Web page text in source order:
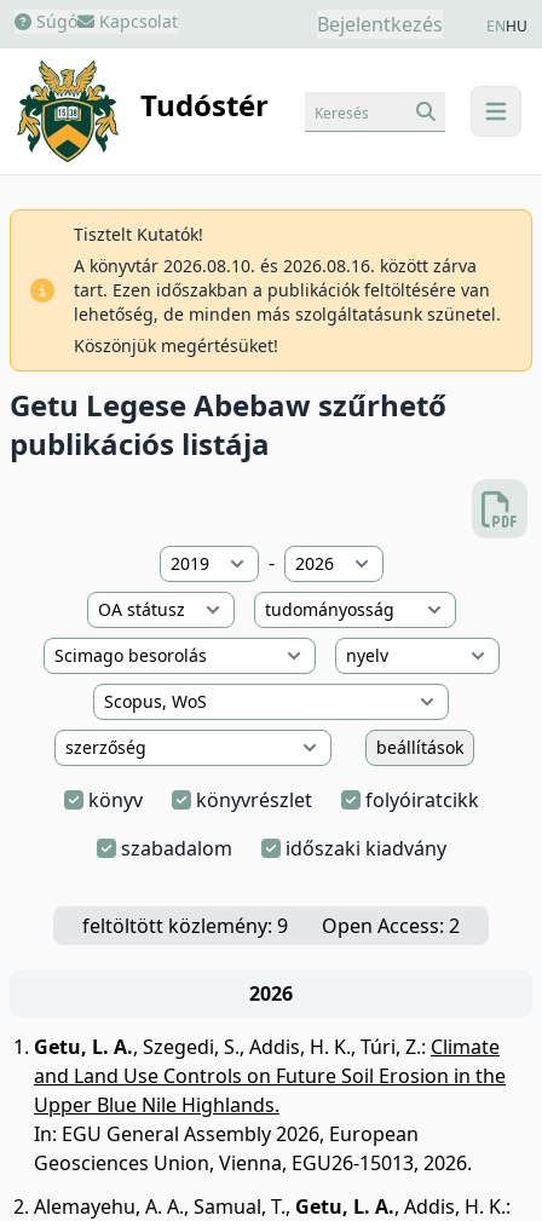
Súgó Kapcsolat Bejelentkezés ENHU
Tudóstér menu
Keresés
Tisztelt Kutatók!
A könyvtár 2026.08.10. és 2026.08.16. között zárva
tart. Ezen időszakban a publikációk feltöltésére van
lehetőség, de minden más szolgáltatásunk szünetel.
Köszönjük megértésüket!
Getu Legese Abebaw szűrhető
publikációs listája
-
beállítások
könyv könyvrészlet
folyóiratcikk
szabadalom
időszaki kiadvány
feltöltött közlemény: 9 Open Access: 2
2026
Getu, L. A., Szegedi, S., Addis, H. K., Túri, Z.: Climate
and Land Use Controls on Future Soil Erosion in the
Upper Blue Nile Highlands.
In: EGU General Assembly 2026, European
Geosciences Union, Vienna, EGU26-15013, 2026.
Alemayehu, A. A., Samual, T., Getu, L. A., Addis, H. K.: